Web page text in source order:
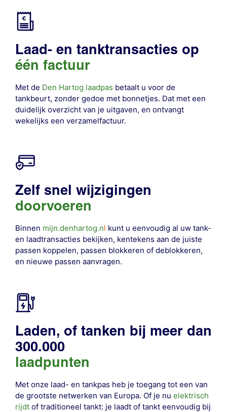
Laad- en tanktransacties op
één factuur
Met de Den Hartog laadpas betaalt u voor de
tankbeurt, zonder gedoe met bonnetjes. Dat met een
duidelijk overzicht van je uitgaven, en ontvangt
wekelijks een verzamelfactuur.
Zelf snel wijzigingen
doorvoeren
Binnen mijn.denhartog.nl kunt u eenvoudig al uw tank-
en laadtransacties bekijken, kentekens aan de juiste
passen koppelen, passen blokkeren of deblokkeren,
en nieuwe passen aanvragen.
Laden, of tanken bij meer dan
300.000
laadpunten
Met onze laad- en tankpas heb je toegang tot een van
de grootste netwerken van Europa. Of je nu elektrisch
rijdtof traditioneel tankt: je laadt of tankt eenvoudig bij